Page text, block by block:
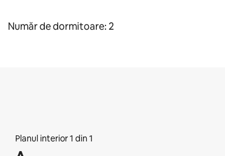
Număr de dormitoare: 2
Planul interior 1 din 1